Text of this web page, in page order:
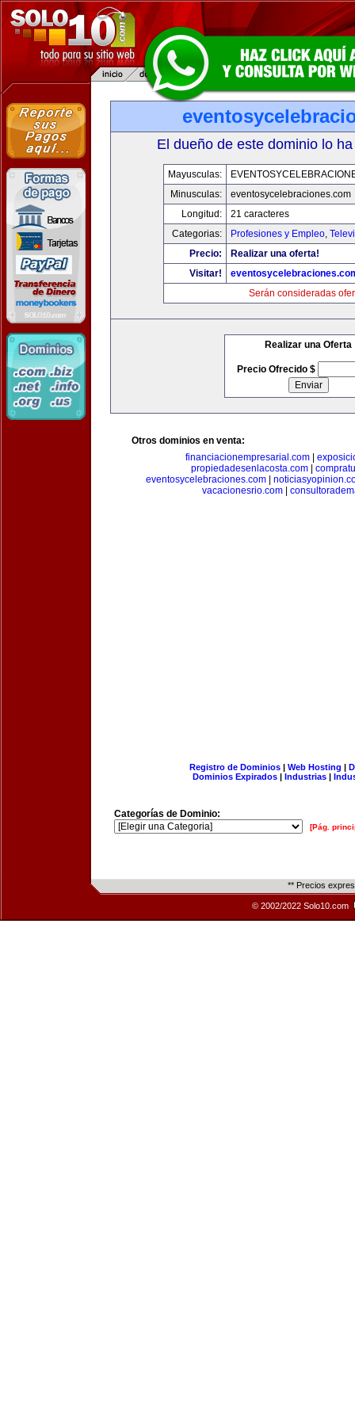
El dueño de este dominio lo
Mayusculas:
Minusculas:
eventosycelebraciones.com
Longitud:
21 caracteres
Categorias:
Profesiones y Empleo,
Precio:
Realizar una oferta!
Visitar!
Serán consideradas
Realizar una Oferta
Precio Ofrecido $
Otros dominios en venta:
financiacionempresarial.com
propiedadesenlacosta.com
eventosycelebraciones.com|
vacacionesrio.com
Registro de Dominios| Web Hosting |
Dominios Expirados | Industrias |
Categorías de Dominio:
[Pág.
** Precios
© 2002/2022 Solo10.com